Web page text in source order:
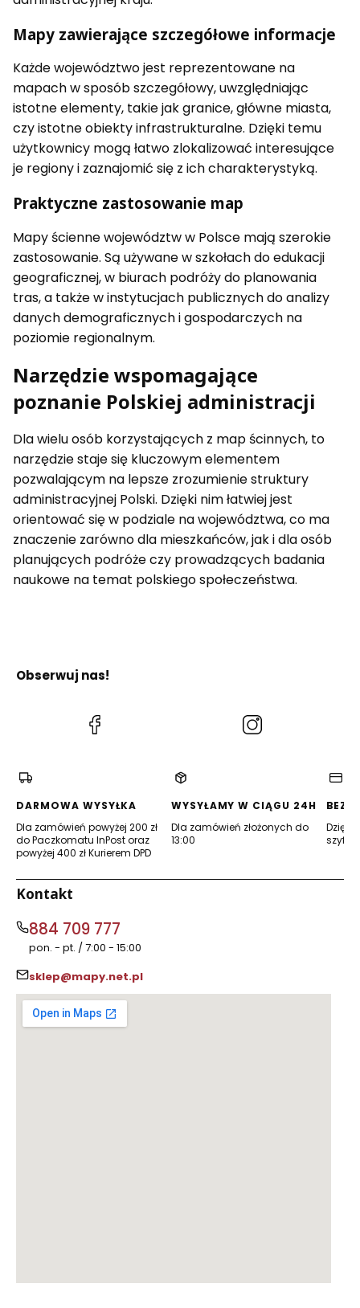
Mapy zawierające szczegółowe informacje
Każde województwo jest reprezentowane na
mapach w sposób szczegółowy, uwzględniając
istotne elementy, takie jak granice, główne miasta,
czy istotne obiekty infrastrukturalne. Dzięki temu
użytkownicy mogą łatwo zlokalizować interesujące
je regiony i zaznajomić się z ich charakterystyką.
Praktyczne zastosowanie map
Mapy ścienne województw w Polsce mają szerokie
zastosowanie. Są używane w szkołach do edukacji
geograficznej, w biurach podróży do planowania
tras, a także w instytucjach publicznych do analizy
danych demograficznych i gospodarczych na
poziomie regionalnym.
Narzędzie wspomagające
poznanie Polskiej administracji
Dla wielu osób korzystających z map ścinnych, to
narzędzie staje się kluczowym elementem
pozwalającym na lepsze zrozumienie struktury
administracyjnej Polski. Dzięki nim łatwiej jest
orientować się w podziale na województwa, co ma
znaczenie zarówno dla mieszkańców, jak i dla osób
planujących podróże czy prowadzących badania
naukowe na temat polskiego społeczeństwa.
Obserwuj nas!
(Otwiera
DARMOWA WYSYŁKA
Dla zamówień powyżej 200 zł
do Paczkomatu InPost oraz
powyżej 400 zł Kurierem DPD
WYSYŁAMY W CIĄGU 24H
Dla zamówień złożonych do
13:00
Dzięki
Kontakt
884 709 777
pon. - pt. / 7:00 - 15:00
sklep@mapy.net.pl